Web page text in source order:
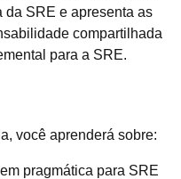
da SRE e apresenta as
compartilhada
para a SRE.
você aprenderá sobre:
pragmática para SRE